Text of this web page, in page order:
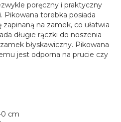
poręczny i praktyczny
Pikowana torebka posiada
na zamek, co ułatwia
długie rączki do noszenia
błyskawiczny. Pikowana
jest odporna na prucie czy
cm